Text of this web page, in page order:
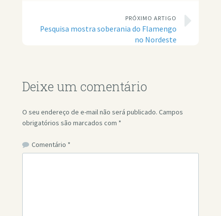
PRÓXIMO ARTIGO
Pesquisa mostra soberania do Flamengo
no Nordeste
Deixe um comentário
O seu endereço de e-mail não será publicado. Campos
obrigatórios são marcados com *
Comentário *